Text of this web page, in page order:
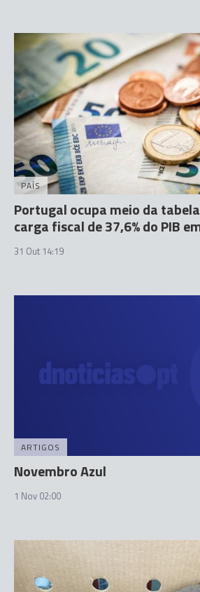
PAÍS
Portugal ocupa meio da
carga fiscal de 37,6% do PIB
31 Out 14:19
ARTIGOS
Novembro Azul
1 Nov 02:00